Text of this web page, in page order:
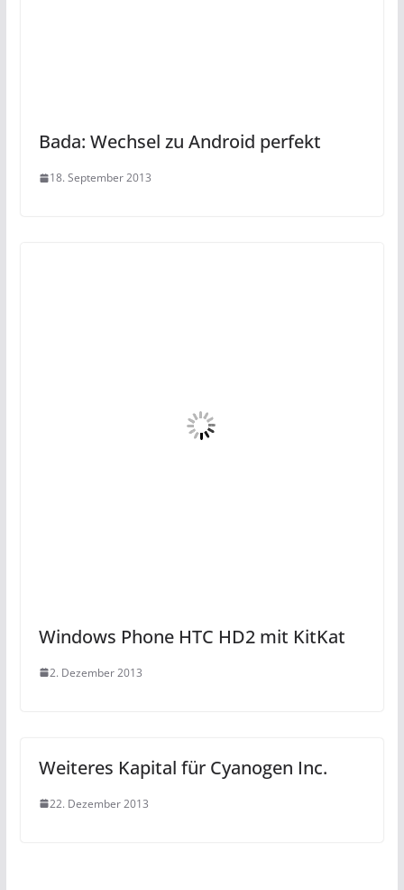
Bada: Wechsel zu Android perfekt
18. September 2013
Windows Phone HTC HD2 mit KitKat
2. Dezember 2013
Weiteres Kapital für Cyanogen Inc.
22. Dezember 2013